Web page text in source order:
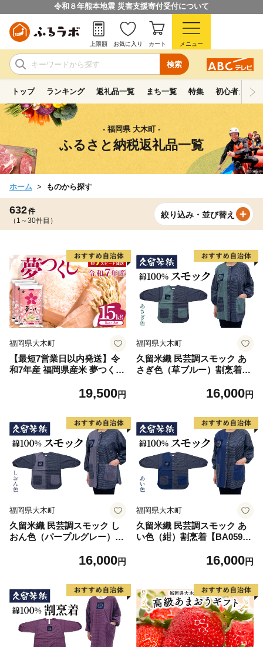
令和８年熊本地震 災害支援寄付受付について
検索
上限額 お気に入り カート メニュー
トップ ランキング 返礼品一覧 まち一覧 特集 初心者ガイド
- 福岡県 大木町 -
ふるさと納税返礼品一覧
ホーム ものから探す
632件
（1～30件目）
絞り込み・並び替え
福岡県大木町
【最短7営業日以内発送】令
和7年産 福岡県産米 夢つくし
19,500円
福岡県大木町
久留米織 民芸調スモック あ
さぎ色（草ブルー）割烹着
16,000円
福岡県大木町
久留米織 民芸調スモック し
おん色（パープルグレー）割
16,000円
福岡県大木町
久留米織 民芸調スモック あ
い色（紺）割烹着【BA059-N
16,000円